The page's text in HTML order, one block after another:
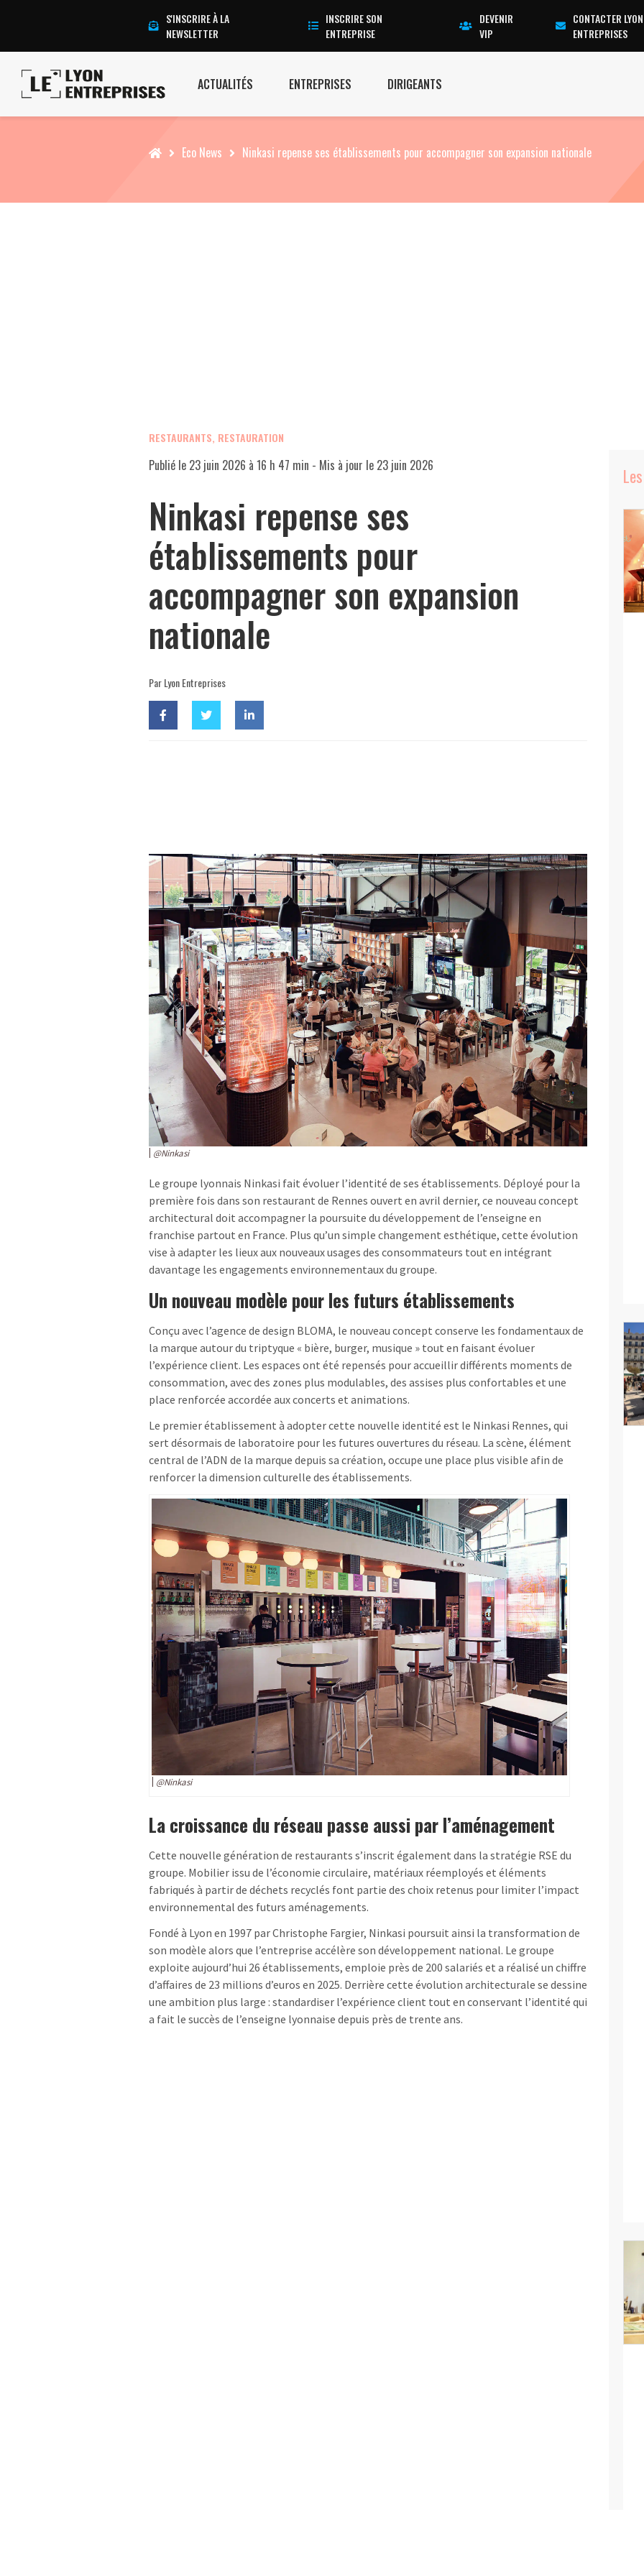
S'INSCRIRE À LA
NEWSLETTER
INSCRIRE SON
ENTREPRISE
DEVENIR
VIP
CONTACTER LYON
ENTREPRISES
ACTUALITÉS ENTREPRISES DIRIGEANTS
Accueil Eco News Ninkasi repense ses établissements pour accompagner son expansion nationale
RESTAURANTS, RESTAURATION
Publié le 23 juin 2026 à 16 h 47 min - Mis à jour le 23 juin 2026
Ninkasi repense ses
établissements pour
accompagner son expansion
nationale
Par Lyon Entreprises
@Ninkasi
Le groupe lyonnais Ninkasi fait évoluer l’identité de ses établissements. Déployé pour la
première fois dans son restaurant de Rennes ouvert en avril dernier, ce nouveau concept
architectural doit accompagner la poursuite du développement de l’enseigne en
franchise partout en France. Plus qu’un simple changement esthétique, cette évolution
vise à adapter les lieux aux nouveaux usages des consommateurs tout en intégrant
davantage les engagements environnementaux du groupe.
Un nouveau modèle pour les futurs établissements
Conçu avec l’agence de design BLOMA, le nouveau concept conserve les fondamentaux de
la marque autour du triptyque « bière, burger, musique » tout en faisant évoluer
l’expérience client. Les espaces ont été repensés pour accueillir différents moments de
consommation, avec des zones plus modulables, des assises plus confortables et une
place renforcée accordée aux concerts et animations.
Le premier établissement à adopter cette nouvelle identité est le Ninkasi Rennes, qui
sert désormais de laboratoire pour les futures ouvertures du réseau. La scène, élément
central de l’ADN de la marque depuis sa création, occupe une place plus visible afin de
renforcer la dimension culturelle des établissements.
@Ninkasi
La croissance du réseau passe aussi par l’aménagement
Cette nouvelle génération de restaurants s’inscrit également dans la stratégie RSE du
groupe. Mobilier issu de l’économie circulaire, matériaux réemployés et éléments
fabriqués à partir de déchets recyclés font partie des choix retenus pour limiter l’impact
environnemental des futurs aménagements.
Fondé à Lyon en 1997 par Christophe Fargier, Ninkasi poursuit ainsi la transformation de
son modèle alors que l’entreprise accélère son développement national. Le groupe
exploite aujourd’hui 26 établissements, emploie près de 200 salariés et a réalisé un chiffre
d’affaires de 23 millions d’euros en 2025. Derrière cette évolution architecturale se dessine
une ambition plus large : standardiser l’expérience client tout en conservant l’identité qui
a fait le succès de l’enseigne lyonnaise depuis près de trente ans.